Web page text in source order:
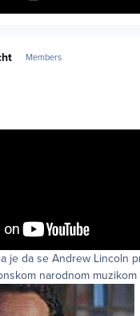
Members
je da se Andrew Lincoln
narodnom muzikom